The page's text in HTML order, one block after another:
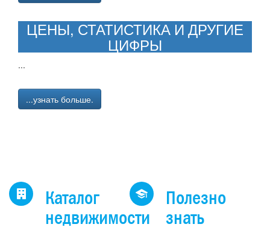
ЦЕНЫ, СТАТИСТИКА И ДРУГИЕ
ЦИФРЫ
...
...узнать больше.
Каталог
недвижимости
Полезно
знать